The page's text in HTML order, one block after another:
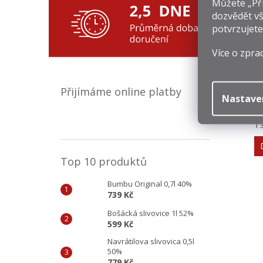
Můžete
dozvědět
Více o
Přijímáme online platby
Top 10 produktů
Bumbu Original 0,7l 40%
739 Kč
Bošácká slivovice 1l 52%
599 Kč
Navrátilova slivovica 0,5l
50%
1